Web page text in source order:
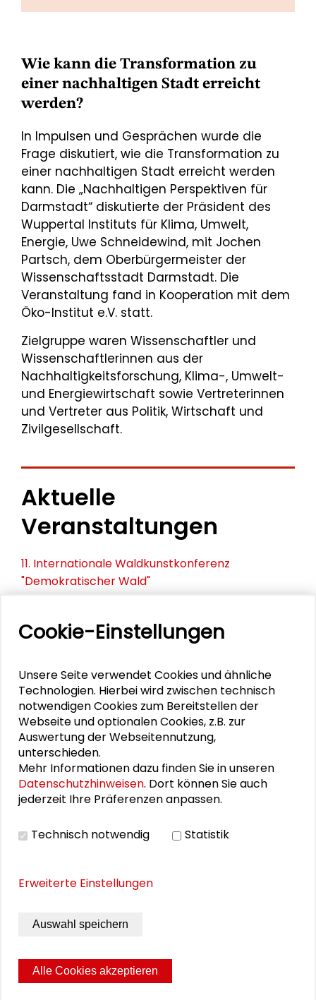
Wie kann die Transformation zu
einer nachhaltigen Stadt erreicht
werden?
In Impulsen und Gesprächen wurde die
Frage diskutiert, wie die Transformation zu
einer nachhaltigen Stadt erreicht werden
kann. Die „Nachhaltigen Perspektiven für
Darmstadt“ diskutierte der Präsident des
Wuppertal Instituts für Klima, Umwelt,
Energie, Uwe Schneidewind, mit Jochen
Partsch, dem Oberbürgermeister der
Wissenschaftsstadt Darmstadt. Die
Veranstaltung fand in Kooperation mit dem
Öko-Institut e.V. statt.
Zielgruppe waren Wissenschaftler und
Wissenschaftlerinnen aus der
Nachhaltigkeitsforschung, Klima-, Umwelt-
und Energiewirtschaft sowie Vertreterinnen
und Vertreter aus Politik, Wirtschaft und
Zivilgesellschaft.
Aktuelle
Veranstaltungen
11. Internationale Waldkunstkonferenz
"Demokratischer Wald"
Zusammen mehr erreichen – Zukunftsbündnis im
Schader-Festival 2026
25. Runder Tisch Wissenschaftsstadt Darmstadt
DOWNLOADS
Perspektiven für Darmstadt"
Impressionen der Veranstaltung
Cookie-Einstellungen
Unsere Seite verwendet Cookies und ähnliche
Technologien. Hierbei wird zwischen technisch
notwendigen Cookies zum Bereitstellen der
Webseite und optionalen Cookies, z.B. zur
Auswertung der Webseitennutzung,
unterschieden.
Mehr Informationen dazu finden Sie in unseren
Datenschutzhinweisen. Dort können Sie auch
jederzeit Ihre Präferenzen anpassen.
Technisch notwendig Statistik
Erweiterte Einstellungen
Auswahl speichern
Alle Cookies akzeptieren